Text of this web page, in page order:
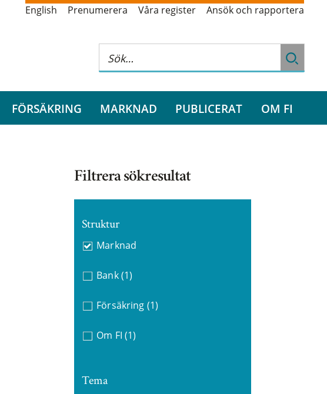
English Prenumerera Våra register Ansök och rapportera
FÖRSÄKRING MARKNAD PUBLICERAT OM FI
Filtrera sökresultat
Struktur
Marknad
Bank (1)
Försäkring (1)
Om FI (1)
Tema